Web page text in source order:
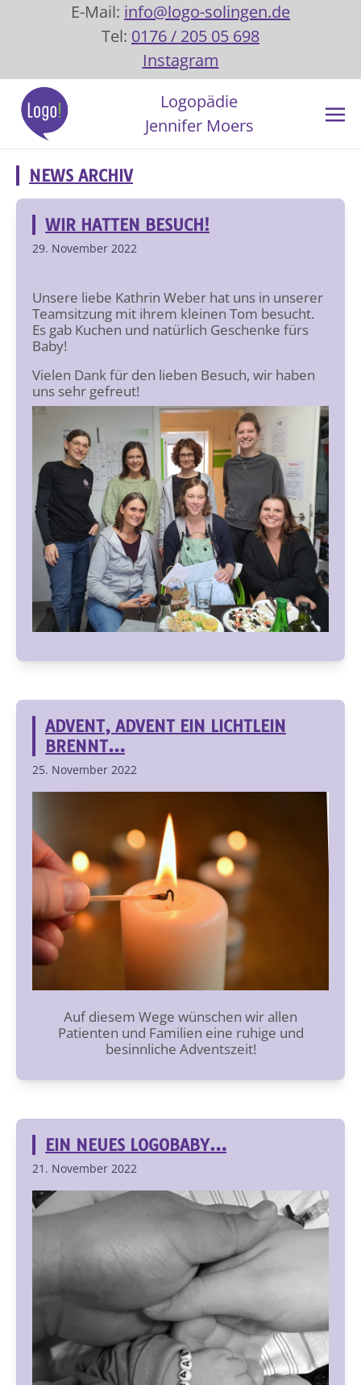
E-Mail: info@logo-solingen.de
Tel: 0176 / 205 05 698
Instagram
Logopädie
Jennifer Moers
NEWS ARCHIV
WIR HATTEN BESUCH!
29. November 2022
Unsere liebe Kathrin Weber hat uns in unserer
Teamsitzung mit ihrem kleinen Tom besucht.
Es gab Kuchen und natürlich Geschenke fürs
Baby!
Vielen Dank für den lieben Besuch, wir haben
uns sehr gefreut!
ADVENT, ADVENT EIN LICHTLEIN
BRENNT…
25. November 2022
Auf diesem Wege wünschen wir allen
Patienten und Familien eine ruhige und
besinnliche Adventszeit!
EIN NEUES LOGOBABY…
21. November 2022